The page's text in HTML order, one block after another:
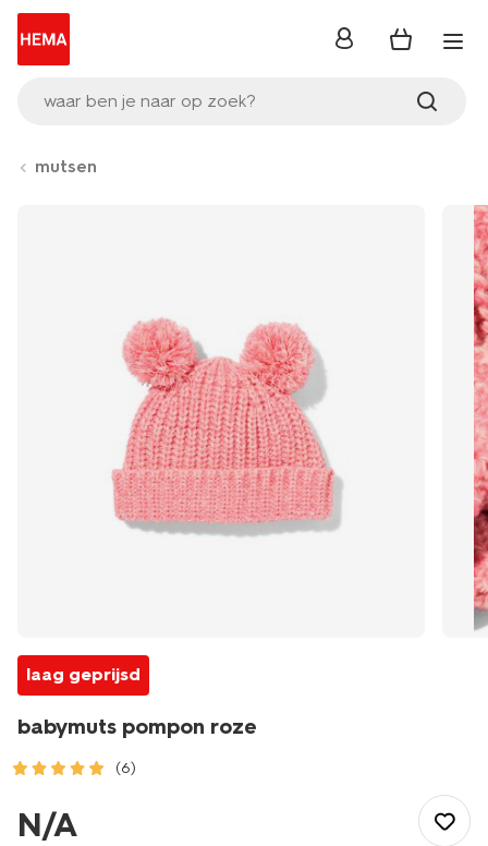
waar ben je naar op zoek?
inloggen
mutsen
laag geprijsd
babymuts pompon roze
(6)
pompon-
roze-
N/A